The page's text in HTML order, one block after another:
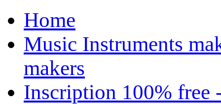
Home
Music Instruments
makers
Inscription 100% free